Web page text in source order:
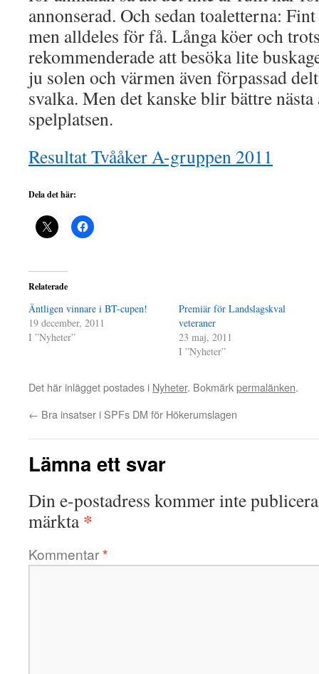
annonserad. Och sedan toaletterna:
men alldeles för få. Långa köer och
rekommenderade att besöka lite
ju solen och värmen även förpassad
svalka. Men det kanske blir bättre nästa
spelplatsen.
Resultat Tvååker A-gruppen 2011
Dela det här:
Relaterade
Äntligen vinnare i BT-cupen!
19 december, 2011
I ”Nyheter”
Premiär för Landslagskval
veteraner
23 maj, 2011
I ”Nyheter”
Det här inlägget postades i Nyheter. Bokmärkpermalänken.
← Bra insatser i SPFs DM för Hökerumslagen
Lämna ett svar
Din e-postadress kommer inte
märkta*
Kommentar*